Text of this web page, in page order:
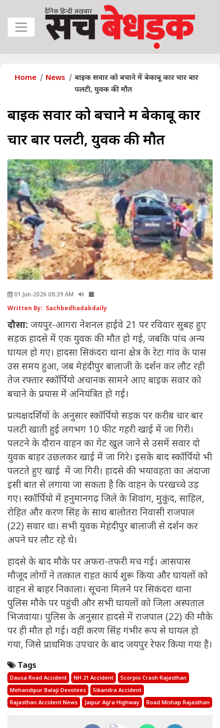
Home News
बाइक सवार को बचाने में बेकाबू कार चार बार
पलटी, युवक की मौत
बाइक सवार को बचाने में बेकाबू कार
चार बार पलटी, युवक की मौत
01 Jun-2026 08:39 AM
Written By: Sachbedhadakdaily
दौसा: जयपुर-आगरा नेशनल हाईवे 21 पर रविवार सुबह हुए
सड़क हादसे में एक युवक की मौत हो गई, जबकि पांच अन्य
घायल हो गए। हादसा सिकंदरा थाना क्षेत्र के रेटा गांव के पास
उस समय हुआ, जब मेहंदीपुर बालाजी के दर्शन कर लौट रही
तेज रफ्तार स्कॉर्पियो अचानक सामने आए बाइक सवार को
बचाने के प्रयास में अनियंत्रित हो गई।
प्रत्यक्षदर्शियों के अनुसार स्कॉर्पियो सड़क पर करीब चार बार
पलटी खाती हुई लगभग 10 फीट गहरी खाई में जा गिरी।
पलटने के दौरान वाहन का गेट खुल जाने से उसमें सवार दो
युवक बाहर उछलकर खाई में जा गिरे। इसके बाद स्कॉर्पियो भी
पलटते हुए खाई में जा गिरी। हादसे की भयावहता का अंदाजा
इसी बात से लगाया जा सकता है कि वाहन के परखच्चे उड़
गए। स्कॉर्पियो में हनुमानगढ़ जिले के शिवांग, मुकुंद, साहिल,
रोहित और करण सिंह के साथ बालोतरा निवासी राजपाल
(22) सवार था। सभी युवक मेहंदीपुर बालाजी से दर्शन कर
अपने घर लौट रहे थे।
हादसे के बाद मौके पर अफरा-तफरी मच गई। आसपास
मौजूद लोगों ने तत्काल राहत कार्य शुरू किया और घायलों को
वाहन से बाहर निकाला। सूचना मिलने पर सिकंदरा थाना
पुलिस मौके पर पहुंची और सभी घायलों को जिला अस्पताल
भिजवाया। पुलिस के अनुसार हादसे में राजपाल (22) की मौके
पर ही मौत हो गई। वहीं करण सिंह गंभीर रूप से घायल हो
गया, जिसे प्राथमिक उपचार के बाद जयपुर रेफर किया गया है।
Tags
Dausa Road Accident NH 21 Accident
Scorpio Crash Rajasthan
Mehandipur Balaji Devotees
Sikandra Accident
Rajasthan Accident News
Jaipur Agra Highway Road Mishap Rajasthan